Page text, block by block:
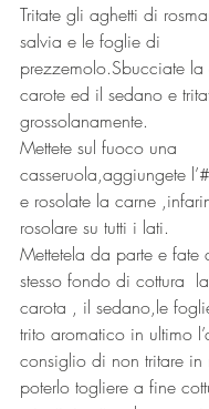
Tritate gli aghetti di
salvia e le foglie di
prezzemolo.Sbucciate
carote ed il sedano e
grossolanamente.
Mettete sul fuoco una
casseruola,aggiungete
e rosolate la carne
rosolare su tutti i lati.
Mettetela da parte e fate
stesso fondo di cottura
carota , il sedano,le
trito aromatico in ultimo
consiglio di non tritare
poterlo togliere a fine